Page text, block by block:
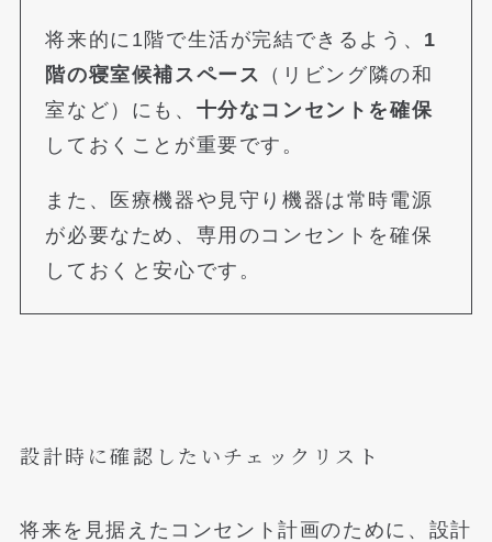
将来的に1階で生活が完結できるよう、 1
階の寝室候補スペース
（リビング隣の和
室など）にも、 十分なコンセントを確保
しておくことが重要です。
また、医療機器や見守り機器は常時電源
が必要なため、専用のコンセントを確保
しておくと安心です。
設計時に確認したいチェックリスト
将来を見据えたコンセント計画のために、設計